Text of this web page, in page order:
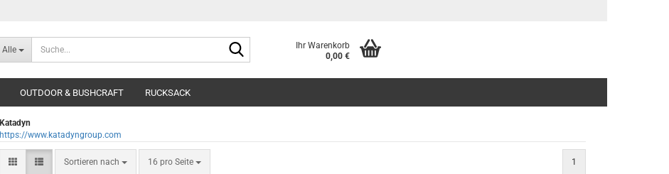
Alle
Ihr Warenkorb
0,00 €
OUTDOOR & BUSHCRAFT RUCKSACK
Katadyn
https://www.katadyngroup.com
Sortieren nach
Sortieren nach 16 pro Seite
pro Seite 1